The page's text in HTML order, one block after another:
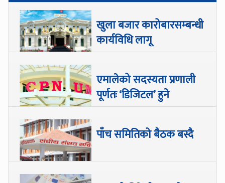
खुला बजार कारोबारसम्बन्धी
कार्यविधि लागू
एमालेको सदस्यता प्रणाली
पूर्णतः ‘डिजिटल’ हुने
पाँच समितिको बैठक बस्दै